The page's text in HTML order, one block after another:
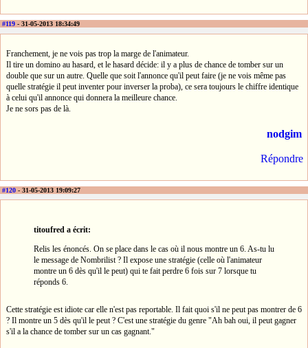
#119 - 31-05-2013 18:34:49
Franchement, je ne vois pas trop la marge de l'animateur.
Il tire un domino au hasard, et le hasard décide: il y a plus de chance de tomber sur un
double que sur un autre. Quelle que soit l'annonce qu'il peut faire (je ne vois même pas
quelle stratégie il peut inventer pour inverser la proba), ce sera toujours le chiffre identique
à celui qu'il annonce qui donnera la meilleure chance.
Je ne sors pas de là.
nodgim
Répondre
#120 - 31-05-2013 19:09:27
titoufred a écrit:
Relis les énoncés. On se place dans le cas où il nous montre un 6. As-tu lu
le message de Nombrilist ? Il expose une stratégie (celle où l'animateur
montre un 6 dès qu'il le peut) qui te fait perdre 6 fois sur 7 lorsque tu
réponds 6.
Cette stratégie est idiote car elle n'est pas reportable. Il fait quoi s'il ne peut pas montrer de 6
? Il montre un 5 dès qu'il le peut ? C'est une stratégie du genre "Ah bah oui, il peut gagner
s'il a la chance de tomber sur un cas gagnant."